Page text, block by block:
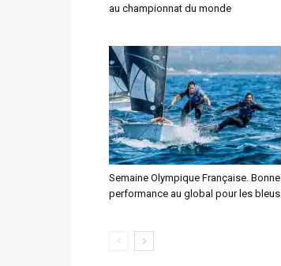
au championnat du monde
Semaine Olympique Française. Bonne
performance au global pour les bleus